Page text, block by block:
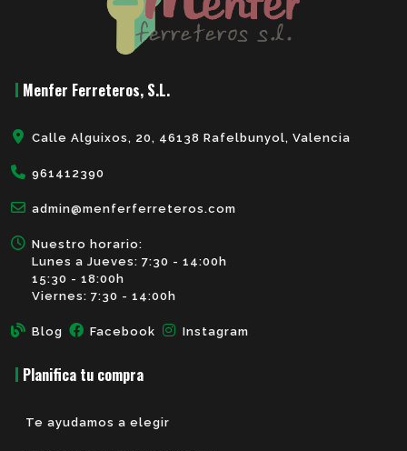
Menfer Ferreteros, S.L.
Calle Alguixos, 20, 46138 Rafelbunyol, Valencia
961412390
admin@menferferreteros.com
Nuestro horario:
Lunes a Jueves: 7:30 - 14:00h
15:30 - 18:00h
Viernes: 7:30 - 14:00h
Blog Facebook Instagram
Planifica tu compra
Te ayudamos a elegir